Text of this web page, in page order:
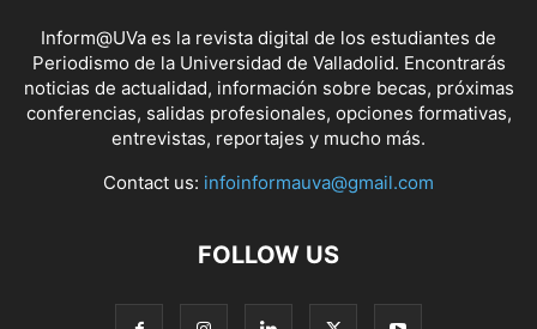
Inform@UVa es la revista digital de los estudiantes de
Periodismo de la Universidad de Valladolid. Encontrarás
noticias de actualidad, información sobre becas, próximas
conferencias, salidas profesionales, opciones formativas,
entrevistas, reportajes y mucho más.
Contact us: infoinformauva@gmail.com
FOLLOW US